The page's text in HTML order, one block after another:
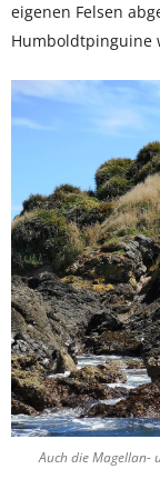
eigenen Felsen
Humboldtpinguine
Auch die Magellan-